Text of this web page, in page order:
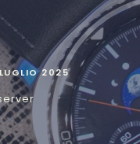
2025